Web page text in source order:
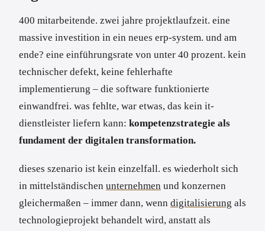
400 mitarbeitende. zwei jahre projektlaufzeit. eine
massive investition in ein neues erp-system. und am
ende? eine einführungsrate von unter 40 prozent. kein
technischer defekt, keine fehlerhafte
implementierung – die software funktionierte
einwandfrei. was fehlte, war etwas, das kein it-
dienstleister liefern kann: kompetenzstrategie als
fundament der digitalen transformation.
dieses szenario ist kein einzelfall. es wiederholt sich
in mittelständischen unternehmen und konzernen
gleichermaßen – immer dann, wenn digitalisierung als
technologieprojekt behandelt wird, anstatt als